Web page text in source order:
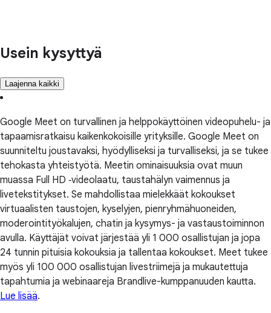
Usein kysyttyä
Laajenna kaikki
Google Meet on turvallinen ja helppokäyttöinen videopuhelu- ja
tapaamisratkaisu kaikenkokoisille yrityksille. Google Meet on
suunniteltu joustavaksi, hyödylliseksi ja turvalliseksi, ja se tukee
tehokasta yhteistyötä. Meetin ominaisuuksia ovat muun
muassa Full HD ‑videolaatu, taustahälyn vaimennus ja
livetekstitykset. Se mahdollistaa mielekkäät kokoukset
virtuaalisten taustojen, kyselyjen, pienryhmähuoneiden,
moderointityökalujen, chatin ja kysymys- ja vastaustoiminnon
avulla. Käyttäjät voivat järjestää yli 1 000 osallistujan ja jopa
24 tunnin pituisia kokouksia ja tallentaa kokoukset. Meet tukee
myös yli 100 000 osallistujan livestriimejä ja mukautettuja
tapahtumia ja webinaareja Brandlive-kumppanuuden kautta.
Lue lisää.